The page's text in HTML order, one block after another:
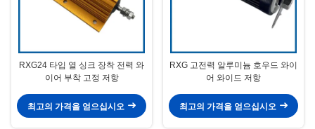
RXG24 타입 열 싱크 장착 전력 와
이어 부착 고정 저항
최고의 가격을 얻으십시오
RXG 고전력 알루미늄 호우드 와이
어 와이드 저항
최고의 가격을 얻으십시오